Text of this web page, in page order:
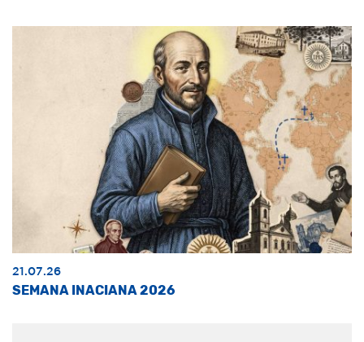
21.07.26
SEMANA INACIANA 2026